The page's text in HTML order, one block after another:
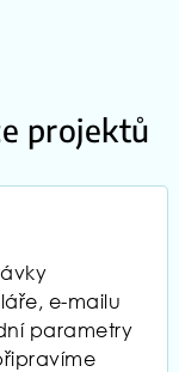
projektů
e-mailu
parametry